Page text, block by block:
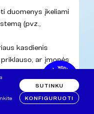
duomenys įkeliami
(pvz.,
kasdienis
ar įmonės
SUTINKU
KONFIGURUOTI